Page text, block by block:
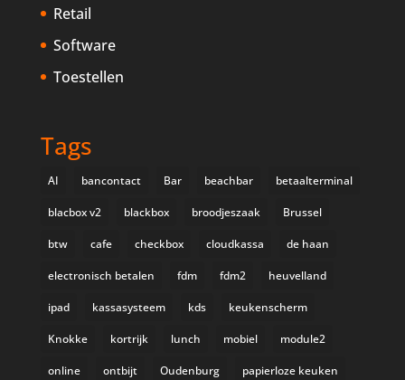
Retail
Software
Toestellen
Tags
AI bancontact Bar beachbar betaalterminal
blacbox v2 blackbox broodjeszaak Brussel
btw cafe checkbox cloudkassa de haan
electronisch betalen fdm fdm2 heuvelland
ipad kassasysteem kds keukenscherm
Knokke kortrijk lunch mobiel module2
online ontbijt Oudenburg papierloze keuken